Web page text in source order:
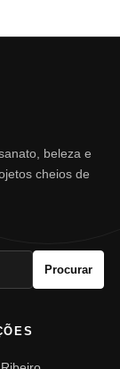
beleza e
cheios de
Procurar